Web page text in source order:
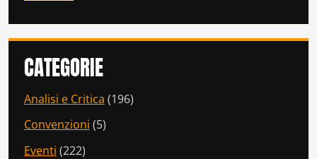
CATEGORIE
Analisi e Critica (196)
Convenzioni (5)
Eventi (222)